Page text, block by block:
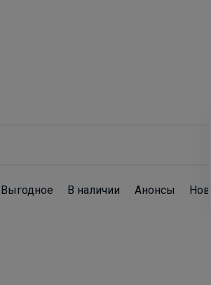
Выгодное В наличии Анонсы